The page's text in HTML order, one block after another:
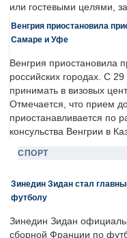
или гостевыми целями,
Венгрия приостановила
Самаре и Уфе
Венгрия приостановила
российских городах. С
принимать в визовых
Отмечается, что прием
приостанавливается по
консульства Венгрии в
СПОРТ
Зинедин Зидан стал
футболу
Зинедин Зидан
сборной Франции по